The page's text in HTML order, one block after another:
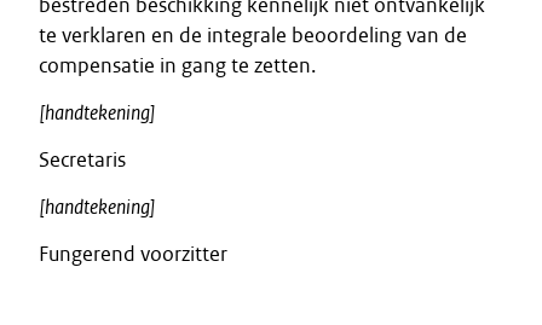
bestreden beschikking kennelijk niet ontvankelijk
te verklaren en de integrale beoordeling van de
compensatie in gang te zetten.
[handtekening]
Secretaris
[handtekening]
Fungerend voorzitter